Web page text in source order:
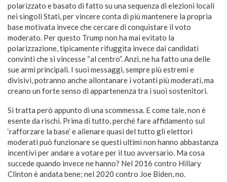
polarizzato e basato di fatto su una sequenza di elezioni locali
nei singoli Stati, per vincere conta di più mantenere la propria
base motivata invece che cercare di conquistare il voto
moderato. Per questo Trump non ha mai evitato la
polarizzazione, tipicamente rifuggita invece dai candidati
convinti che si vincesse “al centro”. Anzi, ne ha fatto una delle
sue armi principali. I suoi messaggi, sempre più estremi e
divisivi, potranno anche allontanare i votanti più moderati, ma
creano un forte senso di appartenenza tra i suoi sostenitori.
Si tratta però appunto di una scommessa. E come tale, non è
esente da rischi. Prima di tutto, perché fare affidamento sul
‘rafforzare la base’ e alienare quasi del tutto gli elettori
moderati può funzionare se questi ultimi non hanno abbastanza
incentivi per andare a votare per il tuo avversario. Ma cosa
succede quando invece ne hanno? Nel 2016 contro Hillary
Clinton è andata bene; nel 2020 contro Joe Biden, no.